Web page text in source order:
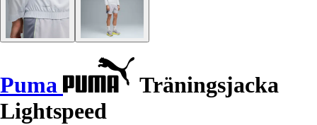
Puma
Träningsjacka
Lightspeed